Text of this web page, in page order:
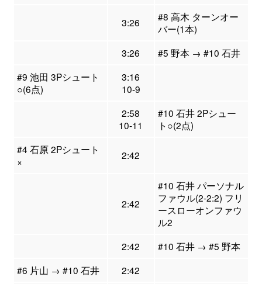
3:26
#8 高木 ターンオー
バー(1本)
3:26
#5 野本 → #10 石井
#9 池田 3Pシュート
○(6点)
3:16
10-9
2:58
10-11
#10 石井 2Pシュー
ト○(2点)
#4 石原 2Pシュート
×
2:42
2:42
#10 石井 パーソナル
ファウル(2-2:2) フリ
ースローオンファウ
ル2
2:42
#10 石井 → #5 野本
#6 片山 → #10 石井
2:42